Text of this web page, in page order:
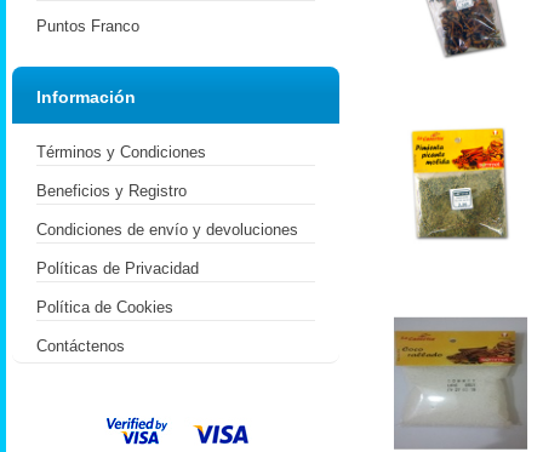
Puntos Franco
Información
Términos y Condiciones
Beneficios y Registro
Condiciones de envío y devoluciones
Políticas de Privacidad
Política de Cookies
Contáctenos